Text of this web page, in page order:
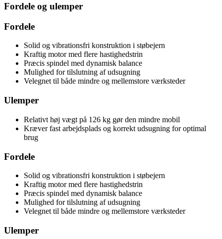
Fordele og ulemper
Fordele
Solid og vibrationsfri konstruktion i støbejern
Kraftig motor med flere hastighedstrin
Præcis spindel med dynamisk balance
Mulighed for tilslutning af udsugning
Velegnet til både mindre og mellemstore værksteder
Ulemper
Relativt høj vægt på 126 kg gør den mindre mobil
Kræver fast arbejdsplads og korrekt udsugning for optimal
brug
Fordele
Solid og vibrationsfri konstruktion i støbejern
Kraftig motor med flere hastighedstrin
Præcis spindel med dynamisk balance
Mulighed for tilslutning af udsugning
Velegnet til både mindre og mellemstore værksteder
Ulemper